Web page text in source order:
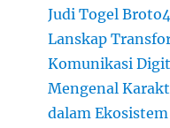
Judi Togel
Lanskap
Komunikasi
Mengenal
dalam